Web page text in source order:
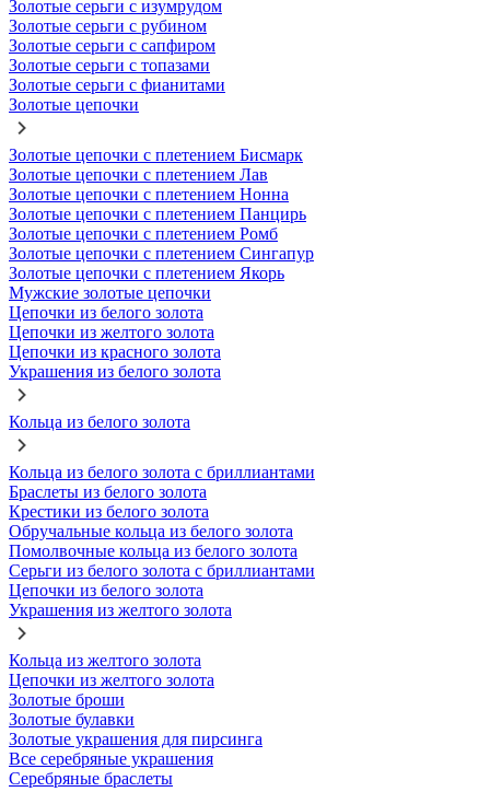
Золотые серьги с изумрудом
Золотые серьги с рубином
Золотые серьги с сапфиром
Золотые серьги с топазами
Золотые серьги с фианитами
Золотые цепочки
Золотые цепочки с плетением Бисмарк
Золотые цепочки с плетением Лав
Золотые цепочки с плетением Нонна
Золотые цепочки с плетением Панцирь
Золотые цепочки с плетением Ромб
Золотые цепочки с плетением Сингапур
Золотые цепочки с плетением Якорь
Мужские золотые цепочки
Цепочки из белого золота
Цепочки из желтого золота
Цепочки из красного золота
Украшения из белого золота
Кольца из белого золота
Кольца из белого золота с бриллиантами
Браслеты из белого золота
Крестики из белого золота
Обручальные кольца из белого золота
Помолвочные кольца из белого золота
Серьги из белого золота с бриллиантами
Цепочки из белого золота
Украшения из желтого золота
Кольца из желтого золота
Цепочки из желтого золота
Золотые броши
Золотые булавки
Золотые украшения для пирсинга
Все серебряные украшения
Серебряные браслеты